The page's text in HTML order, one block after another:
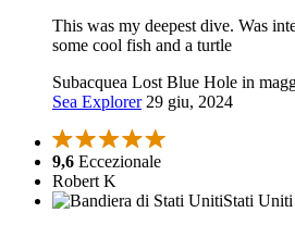
This was my deepest dive. Was
some cool fish and a turtle
Subacquea Lost Blue Hole in
Sea Explorer 29 giu, 2024
9,6 Eccezionale
Robert K
Stati Uniti